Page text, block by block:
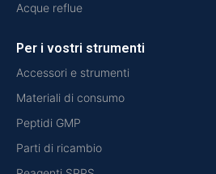
Acque reflue
Per i vostri strumenti
Accessori e strumenti
Materiali di consumo
Peptidi GMP
Parti di ricambio